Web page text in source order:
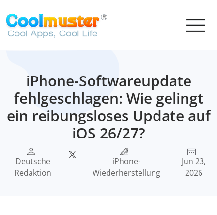
iPhone-Softwareupdate
fehlgeschlagen: Wie gelingt
ein reibungsloses Update auf
iOS 26/27?
Deutsche
Redaktion
iPhone-
Wiederherstellung
Jun 23,
2026